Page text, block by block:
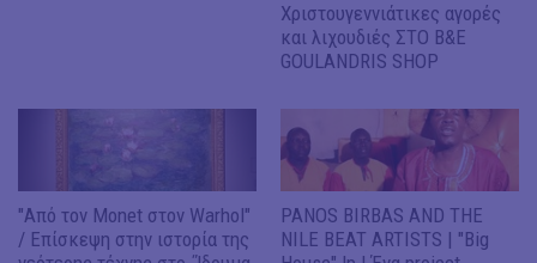
Χριστουγεννιάτικες αγορές
και λιχουδιές ΣΤΟ B&E
GOULANDRIS SHOP
"Από τον Monet στον Warhol"
/ Επίσκεψη στην ιστορία της
PANOS BIRBAS AND THE
NILE BEAT ARTISTS | "Big